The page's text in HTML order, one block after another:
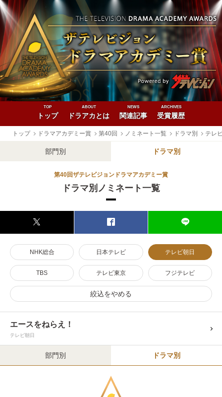
TOP
トップ
ABOUT
ドラアカとは
NEWS
関連記事
ARCHIVES
受賞履歴
トップ ドラマアカデミー賞 第40回 ノミネート一覧 ドラマ別 テレ
部門別 ドラマ別
第40回ザテレビジョンドラマアカデミー賞
ドラマ別ノミネート一覧
NHK総合 日本テレビ テレビ朝日
TBS テレビ東京 フジテレビ
絞込をやめる
エースをねらえ！
テレビ朝日
部門別 ドラマ別